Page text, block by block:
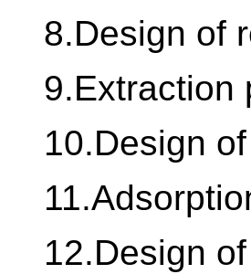
8.Design of
9.Extraction
10.Design
12.Design